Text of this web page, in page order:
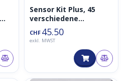
Sensor Kit Plus, 45
verschiedene
Sensoren, Aktoren +
Zubehör
CHF 45.50
exkl. MWST